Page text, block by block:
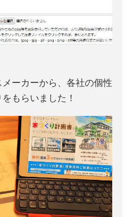
ーカーから、各社の個性
もらいました！